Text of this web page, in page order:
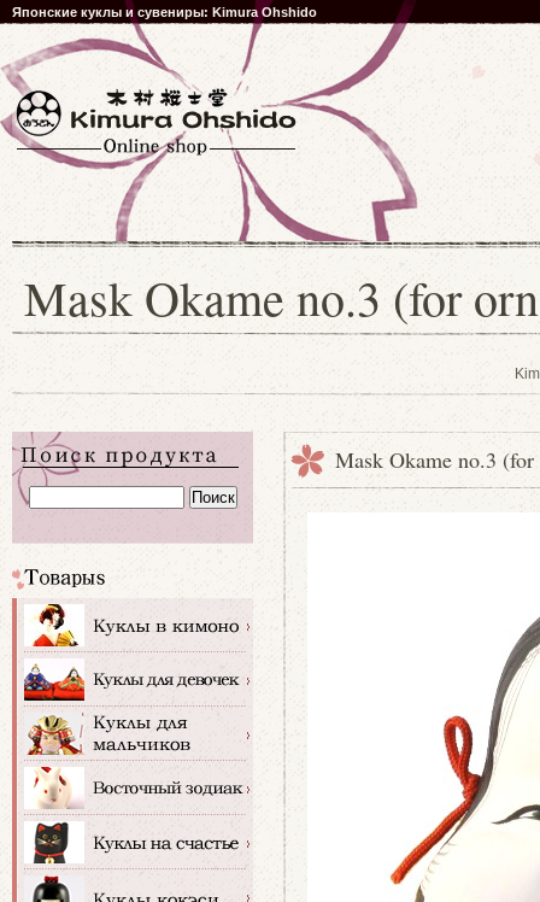
Японские куклы и сувениры: Kimura Ohshido
Mask Okame no.3 (for
Mask Okame no.3